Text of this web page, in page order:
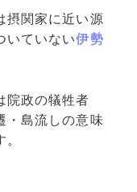
摂関家に近い源
いていない伊勢
院政の犠牲者
・島流しの意味